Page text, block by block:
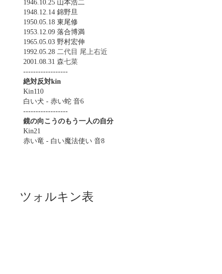
1946.10.25 山本浩二
1948.12.14 錦野旦
1950.05.18 東尾修
1953.12.09 落合博満
1965.05.03 野村宏伸
1992.05.28 二代目 尾上右近
2001.08.31 森七菜
------------------
絶対反対kin
Kin110
白い犬 - 赤い蛇 音6
------------------
鏡の向こうのもう一人の自分
Kin21
赤い竜 - 白い魔法使い 音8
ツォルキン表